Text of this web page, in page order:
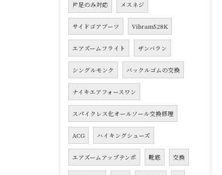
片足のみ対応 メスネジ
サイドゴアブーツ Vibram528K
エアズームフライト ザンバラン
シングルモンク バックルゴムの交換
ナイキエアフォースワン
スパイクレス化オールソール交換修理
ACG ハイキングシューズ
エアズームアップテンポ 靴底 交換